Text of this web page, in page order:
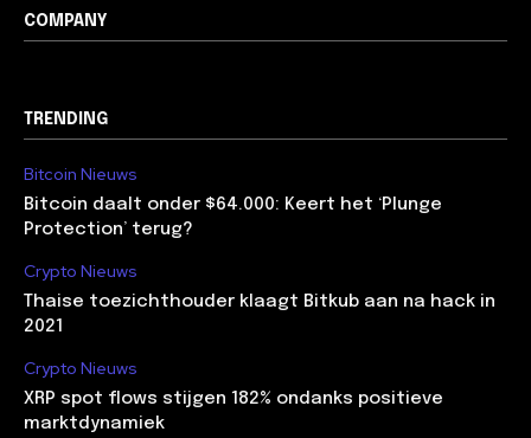
COMPANY
TRENDING
Bitcoin Nieuws
Bitcoin daalt onder $64.000: Keert het ‘Plunge
Protection’ terug?
Crypto Nieuws
Thaise toezichthouder klaagt Bitkub aan na hack in
2021
Crypto Nieuws
XRP spot flows stijgen 182% ondanks positieve
marktdynamiek